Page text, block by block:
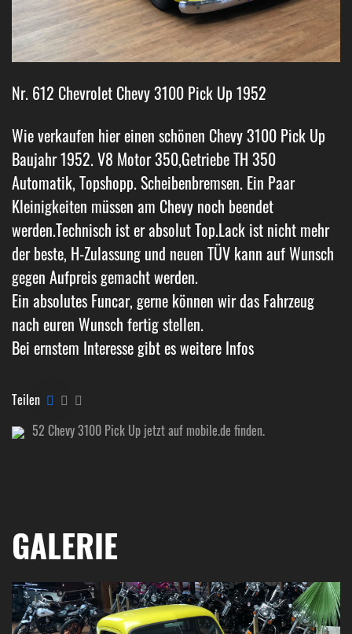
Nr. 612 Chevrolet Chevy 3100 Pick Up 1952
Wie verkaufen hier einen schönen Chevy 3100 Pick Up
Baujahr 1952. V8 Motor 350,Getriebe TH 350
Automatik, Topshopp. Scheibenbremsen. Ein Paar
Kleinigkeiten müssen am Chevy noch beendet
werden.Technisch ist er absolut Top.Lack ist nicht mehr
der beste, H-Zulassung und neuen TÜV kann auf Wunsch
gegen Aufpreis gemacht werden.
Ein absolutes Funcar, gerne können wir das Fahrzeug
nach euren Wunsch fertig stellen.
Bei ernstem Interesse gibt es weitere Infos
Teilen
52 Chevy 3100 Pick Up jetzt auf mobile.de finden.
GALERIE